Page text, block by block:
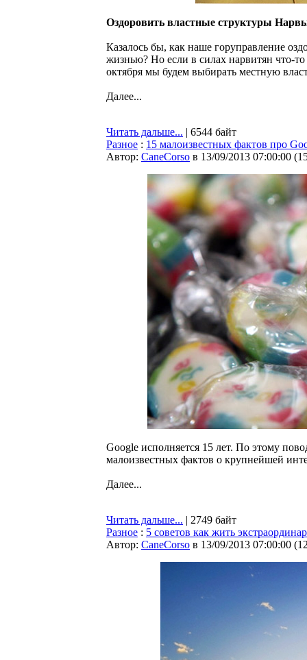
Оздоровить властные структуры
Казалось бы, как наше горуправление
жизнью? Но если в силах нарвитян что-то
октября мы будем выбирать местную
Далее...
Читать дальше... | 6544 байт
Разное : 15 малоизвестных фактов про
Автор: CaneCorso в 13/09/2013 07:00:00 (
Google исполняется 15 лет. По этому
малоизвестных фактов о крупнейшей
Далее...
Читать дальше... | 2749 байт
Разное : 5 советов как жить
Автор: CaneCorso в 13/09/2013 07:00:00 (